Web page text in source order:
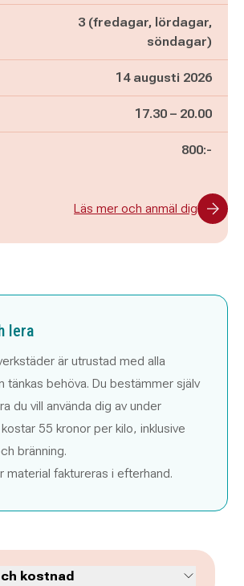
3 (fredagar, lördagar,
söndagar)
14 augusti 2026
Pågår mellan
17.30 – och
20.00
800:-
Läs mer och anmäl dig
lera
är utrustad med alla
tänkas behöva. Du bestämmer själv
du vill använda dig av under
55 kronor per kilo, inklusive
bränning.
material faktureras i efterhand.
kostnad